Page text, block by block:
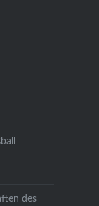
des